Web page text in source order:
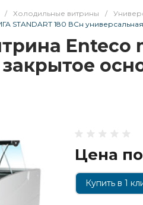
/ Холодильные витрины /
STANDART 180 ВСн
Enteco
Цена
Купить в 1